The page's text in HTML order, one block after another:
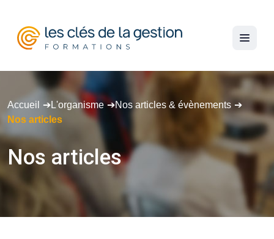
Accueil L'organisme
Nos articles & évènements
Nos articles
Nos articles